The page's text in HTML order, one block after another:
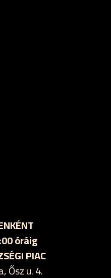
óráig
PIAC
Ősz u. 4.